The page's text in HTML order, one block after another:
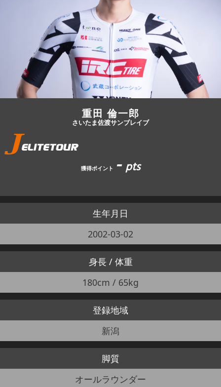
エントリー
JBCF ROAD SERIESとは
重田 倫一郎
さいたま佐渡サンブレイブ
獲得ポイント -pts
生年月日
2002-03-02
身長 / 体重
180cm / 65kg
登録地域
新潟
脚質
オールラウンダー